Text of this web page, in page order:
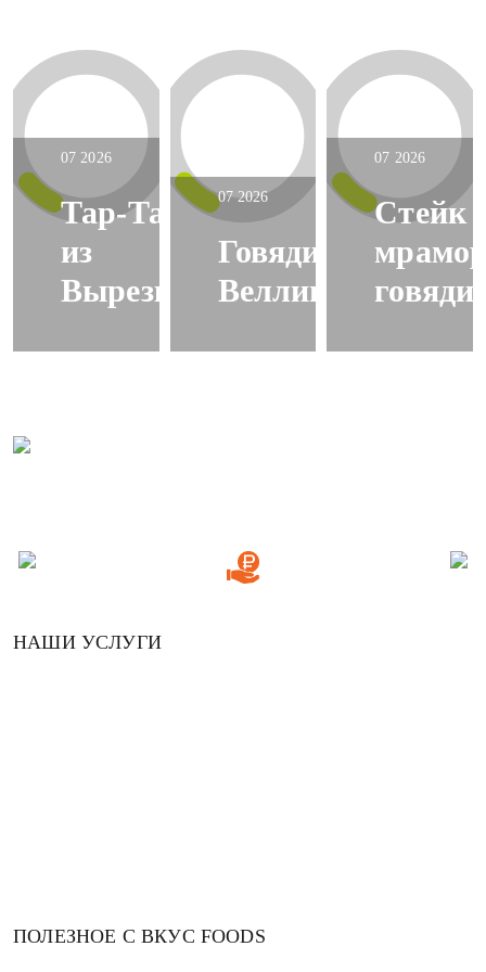
07 2026
Тар-Тар
из
Вырезки
07 2026
Говядина
Веллингтон
07 2026
Стейк
НАШИ УСЛУГИ
ПОЛЕЗНОЕ С ВКУС FOODS